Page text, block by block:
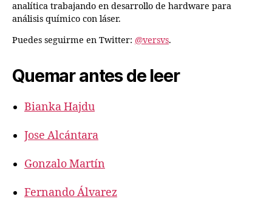
analítica trabajando en desarrollo de hardware para
análisis químico con láser.
Puedes seguirme en Twitter: @versvs.
Quemar antes de leer
Bianka Hajdu
Jose Alcántara
Gonzalo Martín
Fernando Álvarez